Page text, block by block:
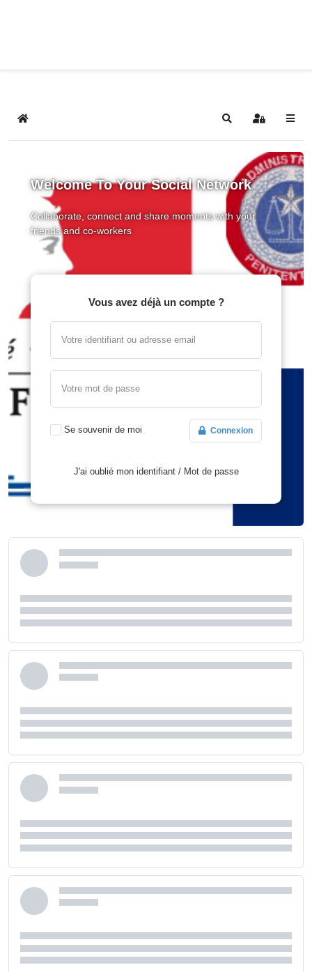
Home SearchSign In
Welcome To Your Social Network
Collaborate, connect and share moments with your
friends and co-workers
Vous avez déjà un compte ?
Votre identifiant ou adresse email
Votre mot de passe
Se souvenir de moi Connexion
J'ai oublié mon identifiant/ Mot de passe